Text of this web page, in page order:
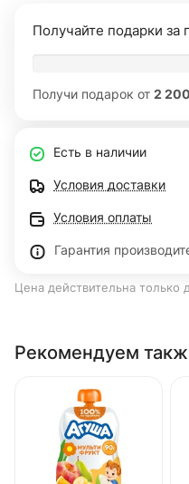
Получайте подарки за
Получи подарок от 2
Есть в наличии
Условия доставки
Условия оплаты
Гарантия
Цена действительна только
Рекомендуем